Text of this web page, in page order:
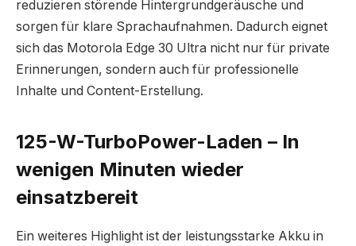
reduzieren störende Hintergrundgeräusche und
sorgen für klare Sprachaufnahmen. Dadurch eignet
sich das Motorola Edge 30 Ultra nicht nur für private
Erinnerungen, sondern auch für professionelle
Inhalte und Content-Erstellung.
125-W-TurboPower-Laden – In
wenigen Minuten wieder
einsatzbereit
Ein weiteres Highlight ist der leistungsstarke Akku in